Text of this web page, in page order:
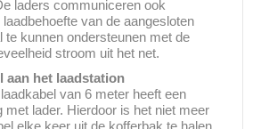
laders communiceren ook
van de aangesloten
te kunnen ondersteunen met de
stroom uit het net.
aan het laadstation
van 6 meter heeft een
met lader. Hierdoor is het niet meer